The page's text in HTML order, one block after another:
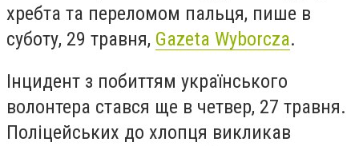
хребта та переломом пальця, пише в
суботу, 29 травня, Gazeta Wyborcza.
Інцидент з побиттям українського
волонтера стався ще в четвер, 27 травня.
Поліцейських до хлопця викликав